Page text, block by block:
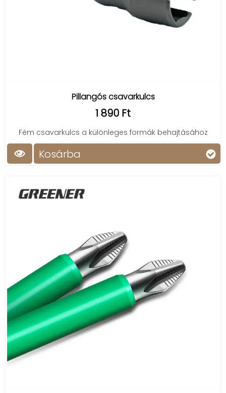
Pillangós csavarkulcs
1 890 Ft
Fém csavarkulcs a különleges formák behajtásához
Kosárba